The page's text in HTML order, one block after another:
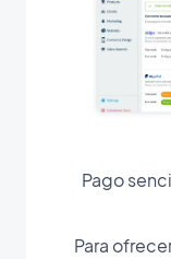
Pago
Para